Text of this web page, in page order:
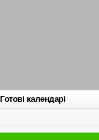
Готові календарі